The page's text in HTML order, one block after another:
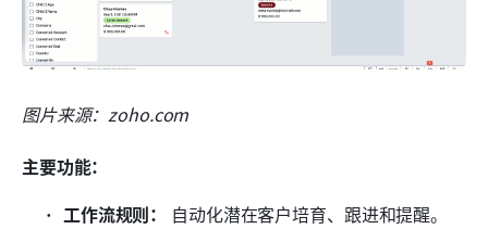
图片来源：zoho.com
主要功能：
工作流规则：
自动化潜在客户培育、跟进和提醒。